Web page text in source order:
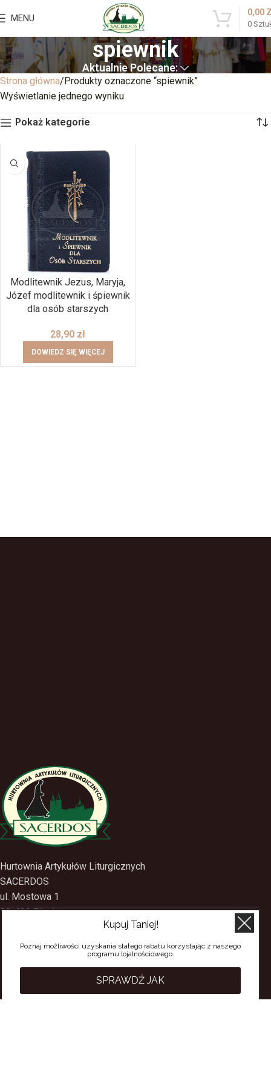
MENU
0
0,00
spiewnik
Aktualnie Polecane:
Strona główna Produkty oznaczone “spiewnik”
Wyświetlanie jednego wyniku
Pokaż kategorie
BRAK
Modlitewnik Jezus, Maryja,
Józef modlitewnik i śpiewnik
dla osób starszych
28,90 zł
DOWIEDZ SIĘ WIĘCEJ
Hurtownia Artykułów Liturgicznych
SACERDOS
ul. Mostowa 1
09-402 Płock
tel.kom.
501-384-314
PRZYDATNE LINKI
Polityka Prywatności
Kupuj Taniej!
Poznaj możliwości uzyskania stałego rabatu korzystając z naszego
SPRAWDŹ JAK